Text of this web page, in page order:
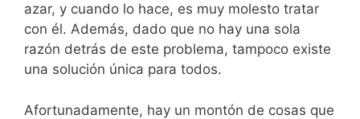
azar, y cuando lo hace, es muy molesto tratar
con él. Además, dado que no hay una sola
razón detrás de este problema, tampoco existe
una solución única para todos.
Afortunadamente, hay un montón de cosas que